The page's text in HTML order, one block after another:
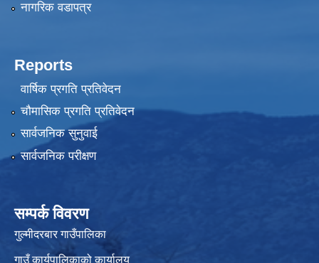
नागरिक वडापत्र
Reports
वार्षिक प्रगति प्रतिवेदन
चौमासिक प्रगति प्रतिवेदन
सार्वजनिक सुनुवाई
सार्वजनिक परीक्षण
सम्पर्क विवरण
गुल्मीदरबार गाउँपालिका
गाउँ कार्यपालिकाको कार्यालय